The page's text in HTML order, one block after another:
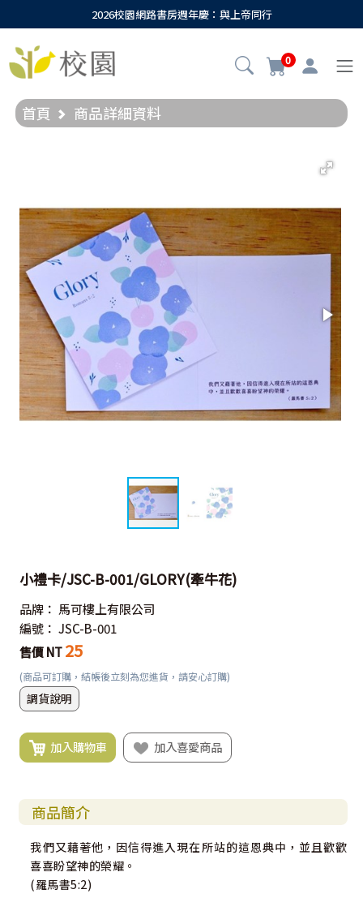
2026校園網路書房週年慶：與上帝同行
0
首頁 商品詳細資料
小禮卡/JSC-B-001/GLORY(牽牛花)
品牌： 馬可樓上有限公司
編號： JSC-B-001
售價 NT 25
(商品可訂購，結帳後立刻為您進貨，請安心訂購)
調貨說明
加入購物車 加入喜愛商品
商品簡介
我們又藉著他，因信得進入現在所站的這恩典中，並且歡歡
喜喜盼望神的榮耀。
(羅馬書5:2)